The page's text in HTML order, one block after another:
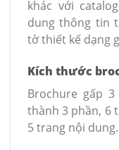
khác với
dung thông tin
tờ thiết kế dạng
Kích thước
Brochure gấp
thành 3 phần, 6
5 trang nội dung.